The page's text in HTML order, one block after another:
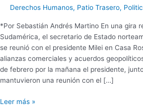
Derechos Humanos, Patio Trasero,
*Por Sebastián Andrés Martino En una gira
Sudamérica, el secretario de Estado
se reunió con el presidente Milei en Casa
alianzas comerciales y acuerdos
de febrero por la mañana el presidente,
mantuvieron una reunión con el […]
Leer más »